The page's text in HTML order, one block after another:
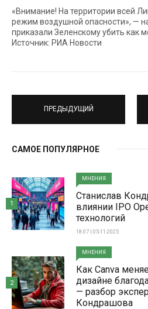
«Внимание! На территории всей
режим воздушной опасности», —
приказали Зеленскому убить как
Источник: РИА Новости
ПРЕДЫДУЩИЙ
САМОЕ ПОПУЛЯРНОЕ
МНЕНИЯ
Станислав
влиянии IPO
технологий
18:07 | 05-11-2025
1
МНЕНИЯ
Как Canva
дизайне
— разбор
Кондрашова
2